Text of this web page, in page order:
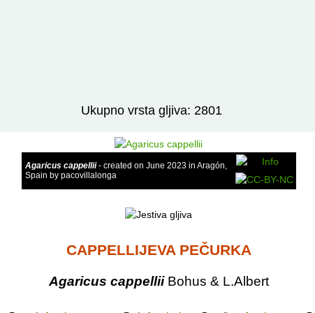
Ukupno vrsta gljiva: 2801
Agaricus cappellii- created on June 2023 in Aragón,
Spain by pacovillalonga
CAPPELLIJEVA PEČURKA
Agaricus cappellii Bohus & L.Albert